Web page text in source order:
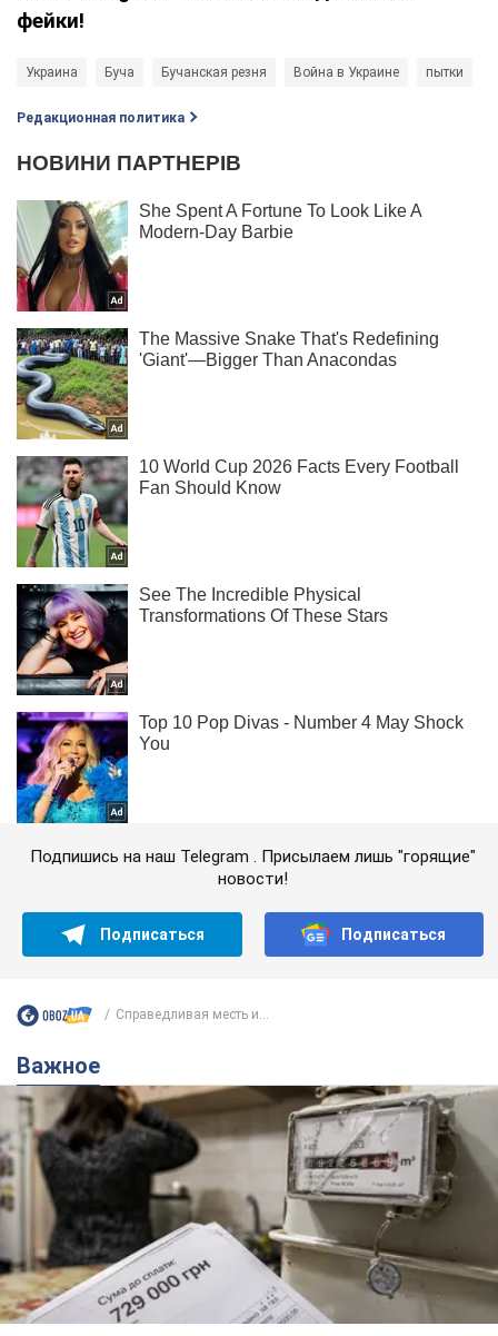
фейки!
Украина Буча Бучанская резня Война в Украине пытки
Редакционная политика
Подпишись на наш Telegram . Присылаем лишь "горящие"
новости!
Подписаться Подписаться
Справедливая месть и...
Важное